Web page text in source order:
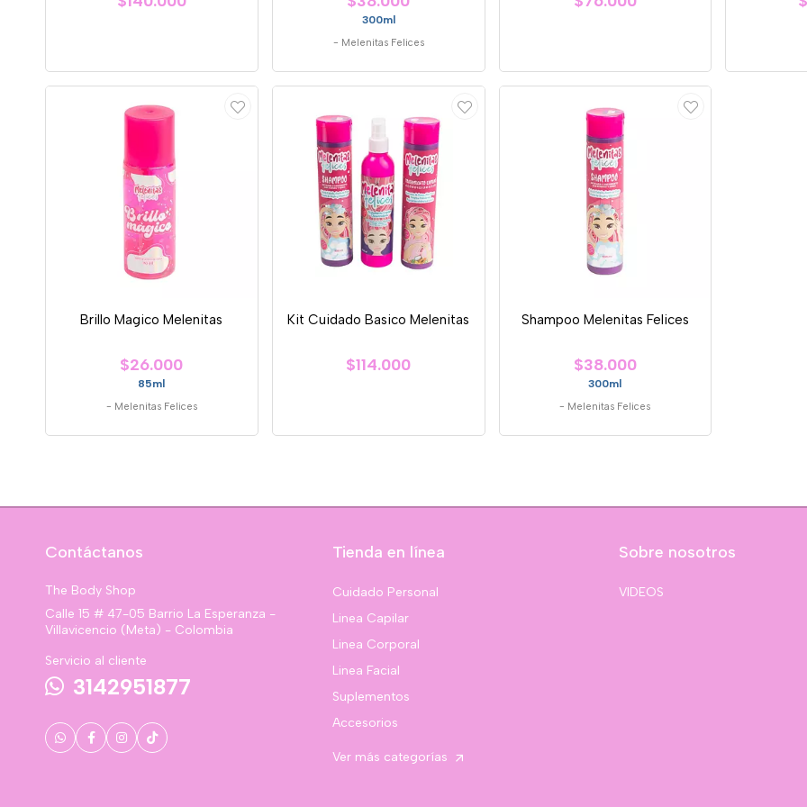
300ml
- Melenitas Felices
Brillo Magico Melenitas
$26.000
85ml
- Melenitas Felices
Kit Cuidado Basico Melenitas
$114.000
Shampoo Melenitas Felices
$38.000
300ml
- Melenitas Felices
Contáctanos
The Body Shop
Calle 15 # 47-05 Barrio La Esperanza -
Villavicencio (Meta) - Colombia
Servicio al cliente
3142951877
Tienda en línea
Cuidado Personal
Linea Capilar
Linea Corporal
Linea Facial
Suplementos
Accesorios
Ver más categorías
Sobre nosotros
VIDEOS